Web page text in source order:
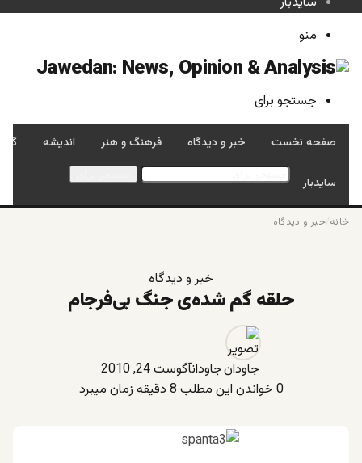
منو
جستجو برای
صفحه نخست خبر و دیدگاه فرهنگ و هنر اندیشه
سایدبار
خانه /خبر و دیدگاه
خبر و دیدگاه
حلقه گم شده‌ی جنگ بی‌فرجام
جاودانآگوست 24, 2010
0 خواندن این مطلب 8 دقیقه زمان میبرد